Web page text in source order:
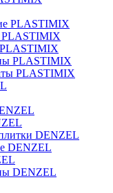
PLASTIMIX
PLASTIMIX
PLASTIMIX
PLASTIMIX
PLASTIMIX
DENZEL
DENZEL
DENZEL